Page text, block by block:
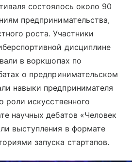
состоялось около 90
предпринимательства,
роста. Участники
дисциплине
в воркшопах по
о предпринимательском
навыки предпринимателя
роли искусственного
научных дебатов «Человек
выступления в формате
запуска стартапов.